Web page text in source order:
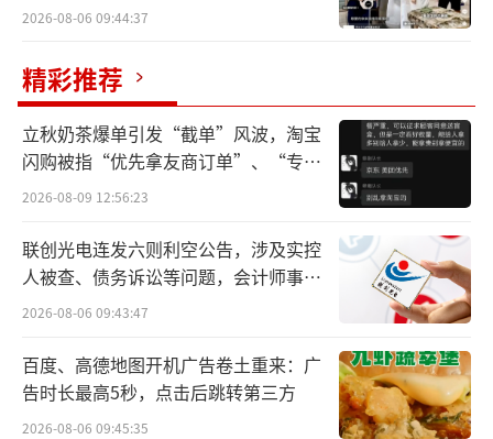
2026-08-06 09:44:37
精彩推荐
立秋奶茶爆单引发“截单”风波，淘宝
闪购被指“优先拿友商订单”、“专挑
贵的拿”
2026-08-09 12:56:23
联创光电连发六则利空公告，涉及实控
人被查、债务诉讼等问题，会计师事务
所曾出具“保留意见”
2026-08-06 09:43:47
百度、高德地图开机广告卷土重来：广
告时长最高5秒，点击后跳转第三方
2026-08-06 09:45:35